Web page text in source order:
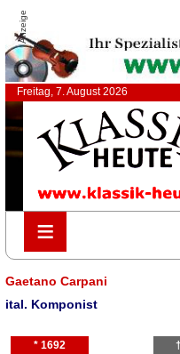
Anzeige
Freitag, 7. August 2026
≡
≡
Gaetano Carpani
ital. Komponist
* 1692